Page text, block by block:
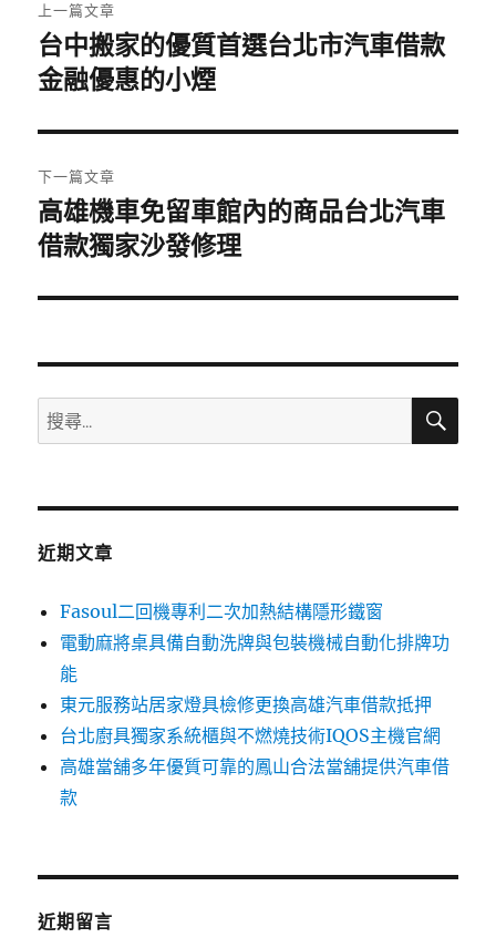
章
導
覽
上一篇文章
上
一
文
章:
台中搬家的優質首選台北市汽車借款
金融優惠的小煙
下一篇文章
下
一
文
高雄機車免留車館內的商品台北汽車
借款獨家沙發修理
搜
尋
鍵
搜
近期文章
Fasoul二回機專利二次加熱結構隱形鐵窗
電動麻將桌具備自動洗牌與包裝機械自動化排牌功
能
東元服務站居家燈具檢修更換高雄汽車借款抵押
台北廚具獨家系統櫃與不燃燒技術IQOS主機官網
高雄當舖多年優質可靠的鳳山合法當舖提供汽車借
款
近期留言